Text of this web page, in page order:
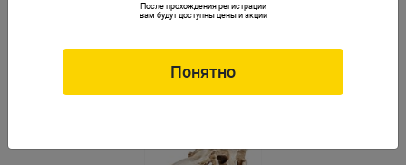
Декорация Prime "Череп (серый) S" 5,5х3х4После прохождения регистрации
вам будут доступны цены и акции
Понятно